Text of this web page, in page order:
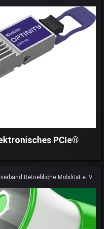
PCIe®
Betriebliche Mobilität e. V.